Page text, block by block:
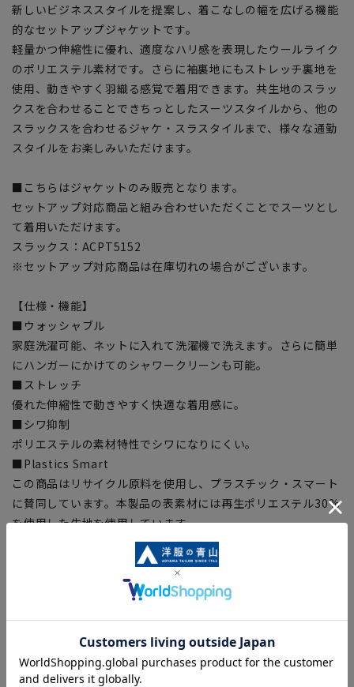
新しいビジネススタイルを提案し、着こなしの幅を広げる機能
的なセットアップジャケットです。
軽量かつ伸縮性に優れ、適度なハリ感を表現したウールライク
のポリエステル素材です。さらに袖裏地にもストレッチ裏地を
使用、動きやすく羽織る感覚で着用できます。共生地のスラッ
クスを合わせることできちっとしたスーツスタイルから、他の
スラックスを合わせるジャケ・スラスタイルまで、様々な通勤
スタイルをお楽しみいただけます。
■こちらはジャケットのみ販売となります。
セットアップ対応商品と組み合わせいただくことでスーツとし
て着用いただけます。
スラックス：ACPT5152
※セットアップ対応商品は在庫切れの場合がございます。
【仕様・機能】
■ウォッシャブル
家庭洗濯可能、ネットに入れて洗濯機で洗えます。さらに簡単
にハンガーにかけてのシャワークリーンも可能。
■ストレッチ
優れた伸縮性で動きやすく快適な着用感に。
■シワ抑制
ポリエステルの素材特性でシワになりにくい。
■Plastics Smart
この商品はリサイクル原料を使用し、プラスチック・スマート
に賛同しています。本製品の表素材には再生ポリエステル30%
を使用した生地を使用しています。
[S]バスト:103cm ウエスト:91cm 着丈:68cm 肩幅:44cm 袖
[M]バスト:106cm ウエスト:94cm 着丈:70cm 肩幅:45cm 袖
[L]バスト:109cm ウエスト:97cm 着丈:72cm 肩幅:46cm 袖
丈:61.5cm